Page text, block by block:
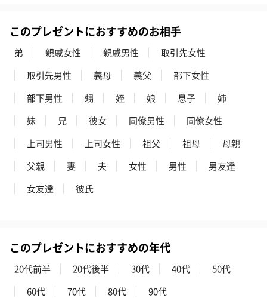
このプレゼントにおすすめのお相手
弟 親戚女性 親戚男性
取引先女性
取引先男性
義母 義父
部下女性
部下男性
甥 姪 娘 息子
姉
妹
兄 彼女 同僚男性
同僚女性
上司男性
上司女性 祖父 祖母
母親
父親
妻 夫 女性 男性
男友達
女友達
彼氏
このプレゼントにおすすめの年代
20代前半 20代後半 30代 40代
50代
60代
70代 80代 90代